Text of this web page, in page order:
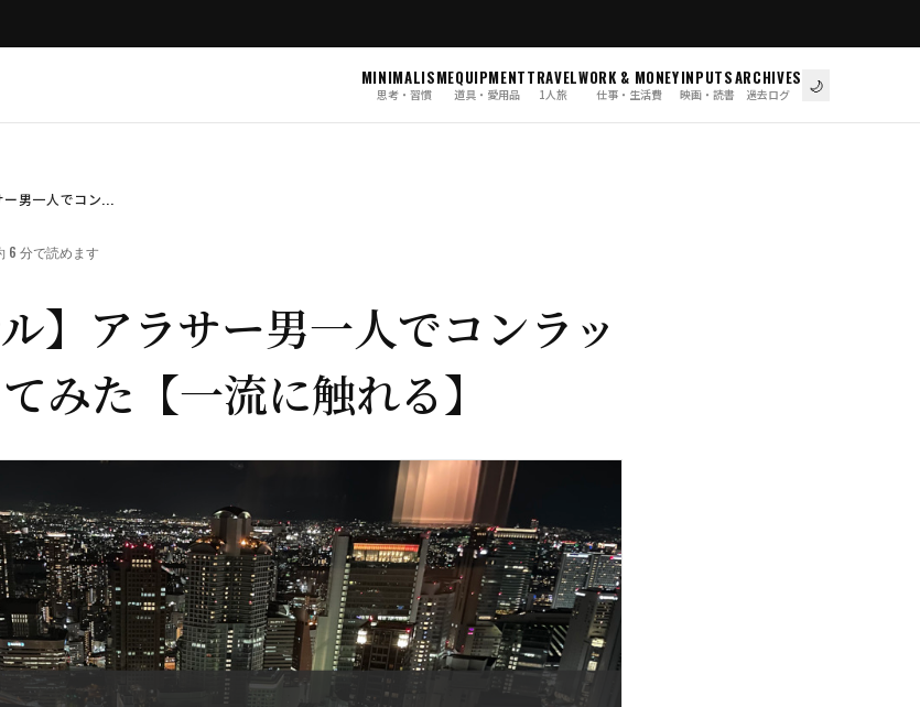
MINIMALISM
思考・習慣
EQUIPMENT
道具・愛用品
TRAVEL
1人旅
WORK & MONEY
仕事・生活費
INPUTS
映画・読書
ARCHIVES
過去ログ 🌙
ー男一人でコン...
6 分で読めます
ル】アラサー男一人でコンラッ
みた【一流に触れる】